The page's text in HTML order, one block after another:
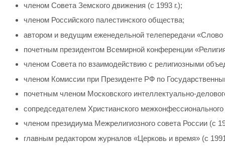
членом Совета Земского движения (с 1993 г.);
членом Российского палестинского общества;
автором и ведущим еженедельной телепередачи
почетным президентом Всемирной конференции
членом Совета по взаимодействию с религиозными
членом Комиссии при Президенте РФ по
почетным членом Московского интеллектуально-
сопредседателем Христианского межконфессионального
членом президиума Межрелигиозного совета России (с
главным редактором журналов «Церковь и время» (с